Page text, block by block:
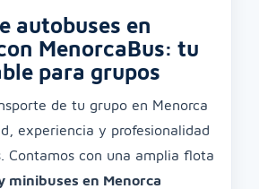
autobuses en
MenorcaBus: tu
para grupos
de tu grupo en Menorca
experiencia y profesionalidad
Contamos con una amplia flota
minibuses en Menorca